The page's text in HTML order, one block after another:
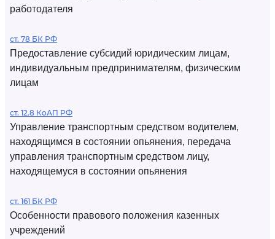
работодателя
ст. 78 БК РФ
Предоставление субсидий юридическим лицам,
индивидуальным предпринимателям, физическим
лицам
ст. 12.8 КоАП РФ
Управление транспортным средством водителем,
находящимся в состоянии опьянения, передача
управления транспортным средством лицу,
находящемуся в состоянии опьянения
ст. 161 БК РФ
Особенности правового положения казенных
учреждений